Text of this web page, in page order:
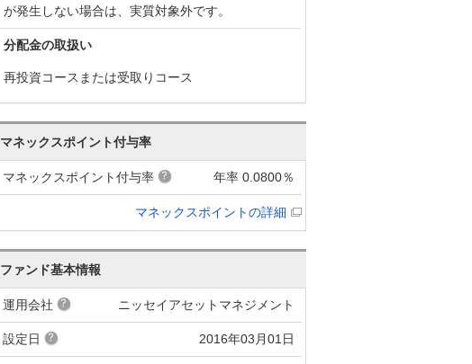
が発生しない場合は、実質対象外です。
分配金の取扱い
再投資コースまたは受取りコース
マネックスポイント付与率
マネックスポイント付与率 年率 0.0800％
マネックスポイントの詳細
ファンド基本情報
運用会社 ニッセイアセットマネジメント
設定日 2016年03月01日